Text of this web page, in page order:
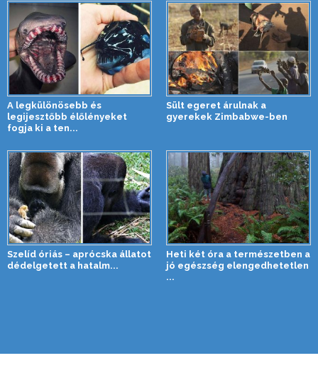
A legkülönösebb és
legijesztőbb élőlényeket
fogja ki a ten...
Sült egeret árulnak a
gyerekek Zimbabwe-ben
Szelíd óriás – aprócska állatot
dédelgetett a hatalm...
Heti két óra a természetben a
jó egészség elengedhetetlen
...